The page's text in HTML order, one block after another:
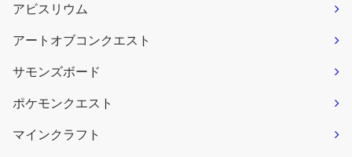
アビスリウム
アートオブコンクエスト
サモンズボード
ポケモンクエスト
マインクラフト